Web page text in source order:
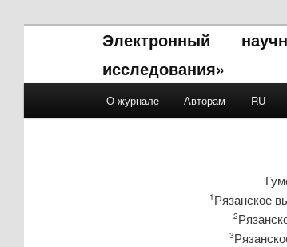
Электронный
исследования»
Skip to primary content
Skip to secondary content
О журнале Авторам RU
1 Рязанское
2
3